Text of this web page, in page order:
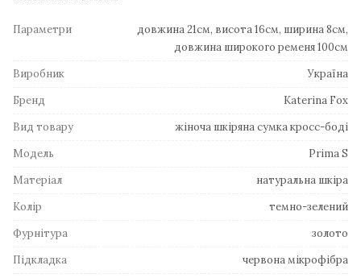
Параметри
довжина 21см, висота 16см, ширина 8см,
довжина широкого ременя 100см
Виробник
Україна
Бренд
Katerina Fox
Вид товару
жіноча шкіряна сумка кросс-боді
Модель
Prima S
Матеріал
натуральна шкіра
Колір
темно-зелений
Фурнітура
золото
Підкладка
червона мікрофібра